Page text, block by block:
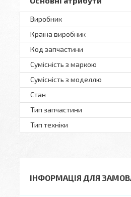
Виробник
Країна виробник
Код запчастини
Сумісність з маркою
Сумісність з моделлю
Стан
Тип запчастини
Тип техніки
ІНФОРМАЦІЯ ДЛЯ